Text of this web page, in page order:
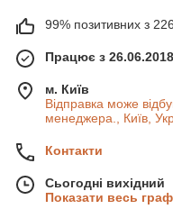
99% позитивних з 226
Працює з 26.06.2018
м. Київ
Відправка може
менеджера., Київ,
Контакти
Сьогодні вихідний
Показати весь